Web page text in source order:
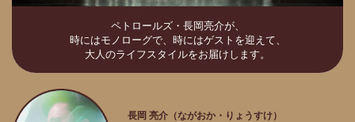
ペトロールズ・長岡亮介が、
時にはモノローグで、時にはゲストを迎えて、
大人のライフスタイルをお届けします。
長岡 亮介（ながおか・りょうすけ）